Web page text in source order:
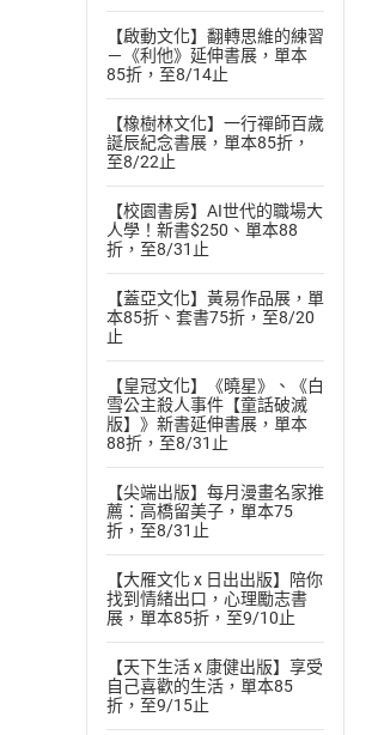
【啟動文化】翻轉思維的練習
－《利他》延伸書展，單本
85折，至8/14止
【橡樹林文化】一行禪師百歲
誕辰紀念書展，單本85折，
至8/22止
【校園書房】AI世代的職場大
人學！新書$250、單本88
折，至8/31止
【蓋亞文化】黃易作品展，單
本85折、套書75折，至8/20
止
【皇冠文化】《曉星》、《白
雪公主殺人事件【童話破滅
版】》新書延伸書展，單本
88折，至8/31止
【尖端出版】每月漫畫名家推
薦：高橋留美子，單本75
折，至8/31止
【大雁文化 x 日出出版】陪你
找到情緒出口，心理勵志書
展，單本85折，至9/10止
【天下生活 x 康健出版】享受
自己喜歡的生活，單本85
折，至9/15止